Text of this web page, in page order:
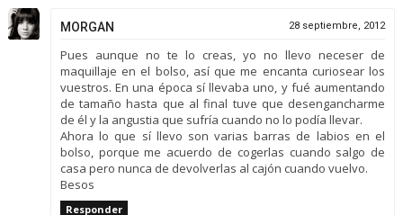
MORGAN 28 septiembre, 2012
Pues aunque no te lo creas, yo no llevo neceser de
maquillaje en el bolso, así que me encanta curiosear los
vuestros. En una época sí llevaba uno, y fué aumentando
de tamaño hasta que al final tuve que desengancharme
de él y la angustia que sufría cuando no lo podía llevar.
Ahora lo que sí llevo son varias barras de labios en el
bolso, porque me acuerdo de cogerlas cuando salgo de
casa pero nunca de devolverlas al cajón cuando vuelvo.
Besos
Responder